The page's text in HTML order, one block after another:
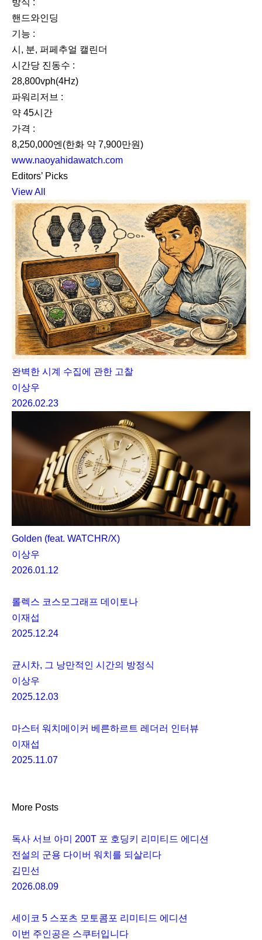
방식 :
핸드와인딩
기능 :
시, 분, 퍼페추얼 캘린더
시간당 진동수 :
28,800vph(4Hz)
파워리저브 :
약 45시간
가격 :
8,250,000엔(한화 약 7,900만원)
www.naoyahidawatch.com
Editors’ Picks
View All
완벽한 시계 수집에 관한 고찰
이상우
2026.02.23
Golden (feat. WATCHR/X)
이상우
2026.01.12
롤렉스 코스모그래프 데이토나
이재섭
2025.12.24
균시차, 그 낭만적인 시간의 방정식
이상우
2025.12.03
마스터 워치메이커 베른하르트 레더러 인터뷰
이재섭
2025.11.07
More Posts
독사 서브 아미 200T 포 호딩키 리미티드 에디션
전설의 군용 다이버 워치를 되살리다
김민선
2026.08.09
세이코 5 스포츠 모토콤포 리미티드 에디션
이번 주인공은 스쿠터입니다